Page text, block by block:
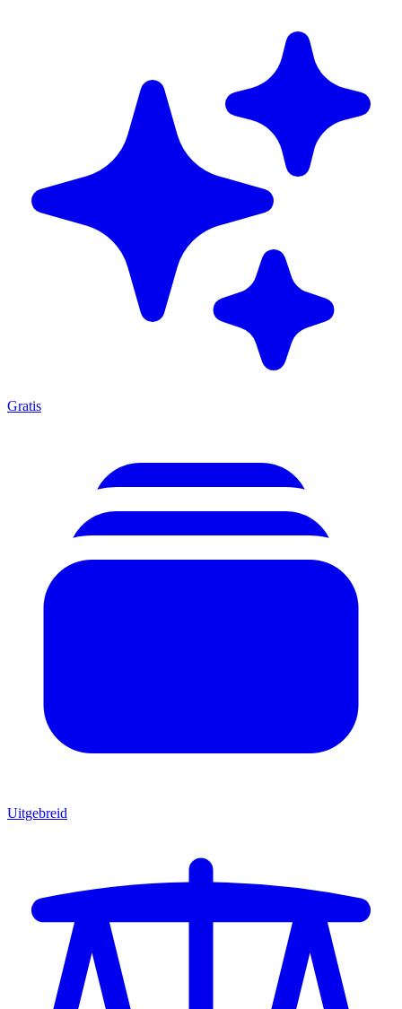
Gratis
Uitgebreid